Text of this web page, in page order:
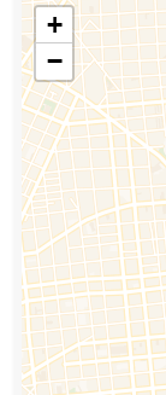
+
−